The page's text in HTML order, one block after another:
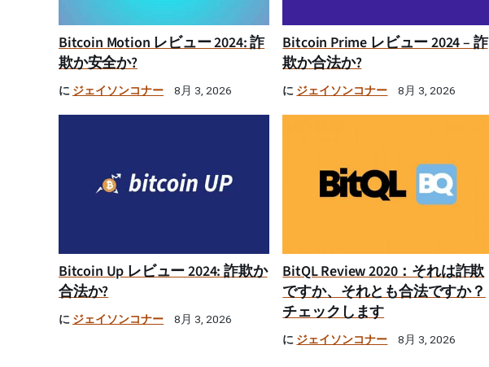
Bitcoin Motion レビュー 2024: 詐
欺か安全か?
に ジェイソンコナー 8月 3, 2026
Bitcoin Prime レビュー 2024 – 詐
欺か合法か?
に ジェイソンコナー 8月 3, 2026
Bitcoin Up レビュー 2024: 詐欺か
合法か?
に ジェイソンコナー 8月 3, 2026
BitQL Review 2020：それは詐欺
ですか、それとも合法ですか？
チェックします
に ジェイソンコナー 8月 3, 2026